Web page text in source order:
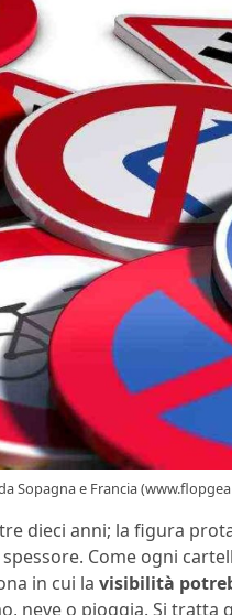
Sopagna e Francia
dieci anni; la figura
Come ogni
in cui la visibilità
neve o pioggia. Si tratta